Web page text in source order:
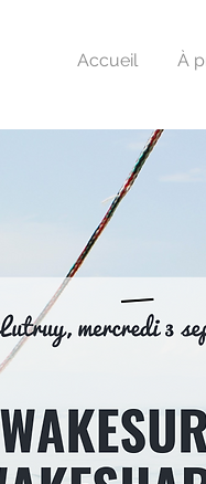
Accueil À